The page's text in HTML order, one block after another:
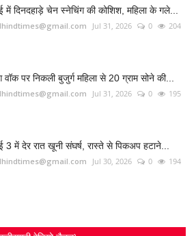
में दिनदहाड़े चेन स्नेचिंग की कोशिश, महिला के गले...
Jul 31, 2026 0 204
वॉक पर निकली बुजुर्ग महिला से 20 ग्राम सोने की...
Jul 31, 2026 0 195
3 में देर रात खूनी संघर्ष, रास्ते से पिकअप हटाने...
Jul 30, 2026 0 194